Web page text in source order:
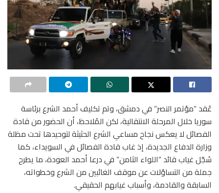
عُقد “مؤتمر النصر” في دمشق، وتم تكليف أحمد الشرع برئاسة
سوريا خلال المرحلة الانتقالية، لكن المُلاحظ، أن الحضور من قادة
الفصائل لا يعكس نجاح مساعي الشرع الحثيثة لتوحيدها تحت مظلة
وزارة الدفاع الجديدة، إذ غاب قادة الفصائل في السويداء، كما
سُجّل غياب قائد “اللواء الثامن” في درعا أحمد العودة، ما يطرح
جملة من التساؤلات عن موقف الغائبين من الشرع وخطواته،
السابقة والقادمة، وأسباب غيابهم الحقيقي.